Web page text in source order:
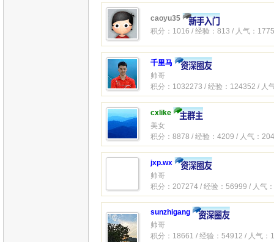
caoyu35
积分：1016 / 经验：813 / 人气：
千里马
帅哥
积分：1032273 / 经验：124352 / 人
cxlike
美女
积分：8878 / 经验：4209 / 人气：
jxp.wx
帅哥
积分：207274 / 经验：56999 / 人气
sunzhigang
帅哥
积分：18661 / 经验：54912 / 人气：